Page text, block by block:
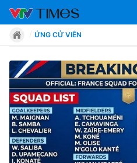
Chuyên mục
Tin tức
Move
ỨNG CỬ VIÊN